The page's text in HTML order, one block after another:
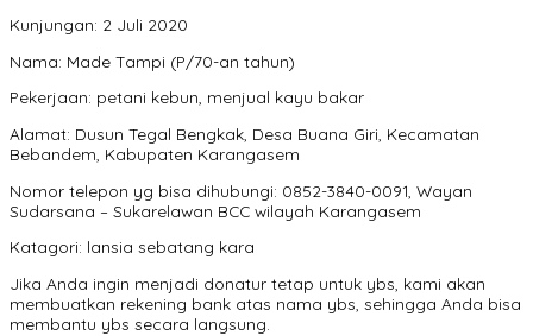
Kunjungan: 2 Juli 2020
Nama: Made Tampi (P/70-an tahun)
Pekerjaan: petani kebun, menjual kayu bakar
Alamat: Dusun Tegal Bengkak, Desa Buana Giri, Kecamatan
Bebandem, Kabupaten Karangasem
Nomor telepon yg bisa dihubungi: 0852-3840-0091, Wayan
Sudarsana – Sukarelawan BCC wilayah Karangasem
Katagori: lansia sebatang kara
Jika Anda ingin menjadi donatur tetap untuk ybs, kami akan
membuatkan rekening bank atas nama ybs, sehingga Anda bisa
membantu ybs secara langsung.